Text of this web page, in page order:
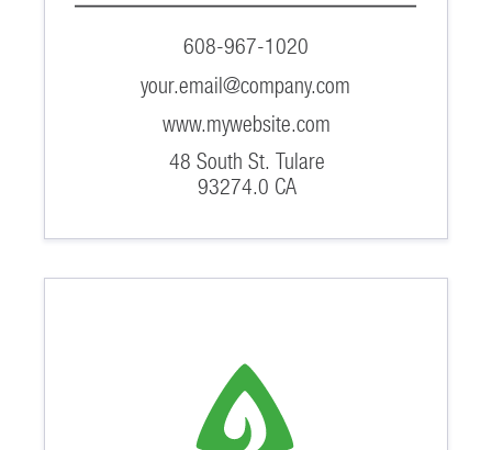
www.mywebsite.com
48 South St. Tulare
93274.0 CA
608-967-1020
your.email@company.com